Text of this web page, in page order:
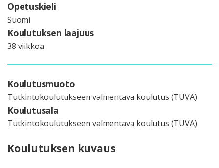
Opetuskieli
Suomi
Koulutuksen laajuus
38 viikkoa
Koulutusmuoto
Tutkintokoulutukseen valmentava koulutus (TUVA)
Koulutusala
Tutkintokoulutukseen valmentava koulutus (TUVA)
Koulutuksen kuvaus